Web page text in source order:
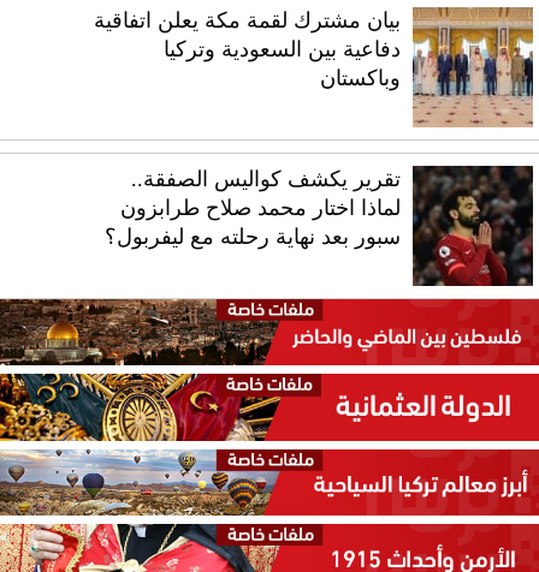
بيان مشترك لقمة مكة يعلن اتفاقية
دفاعية بين السعودية وتركيا
وباكستان
تقرير يكشف كواليس الصفقة..
لماذا اختار محمد صلاح طرابزون
سبور بعد نهاية رحلته مع ليفربول؟